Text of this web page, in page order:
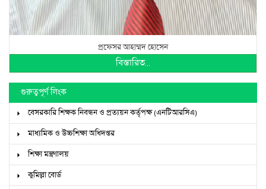
প্রফেসর আহাম্মদ হোসেন
বিস্তারিত...
গুরুত্বপূর্ণ লিংক
বেসরকারি শিক্ষক নিবন্ধন ও প্রত্যয়ন কর্তৃপক্ষ (এনটিআরসিএ)
মাধ্যমিক ও উচ্চশিক্ষা অধিদপ্তর
শিক্ষা মন্ত্রণালয়
কুমিল্লা বোর্ড